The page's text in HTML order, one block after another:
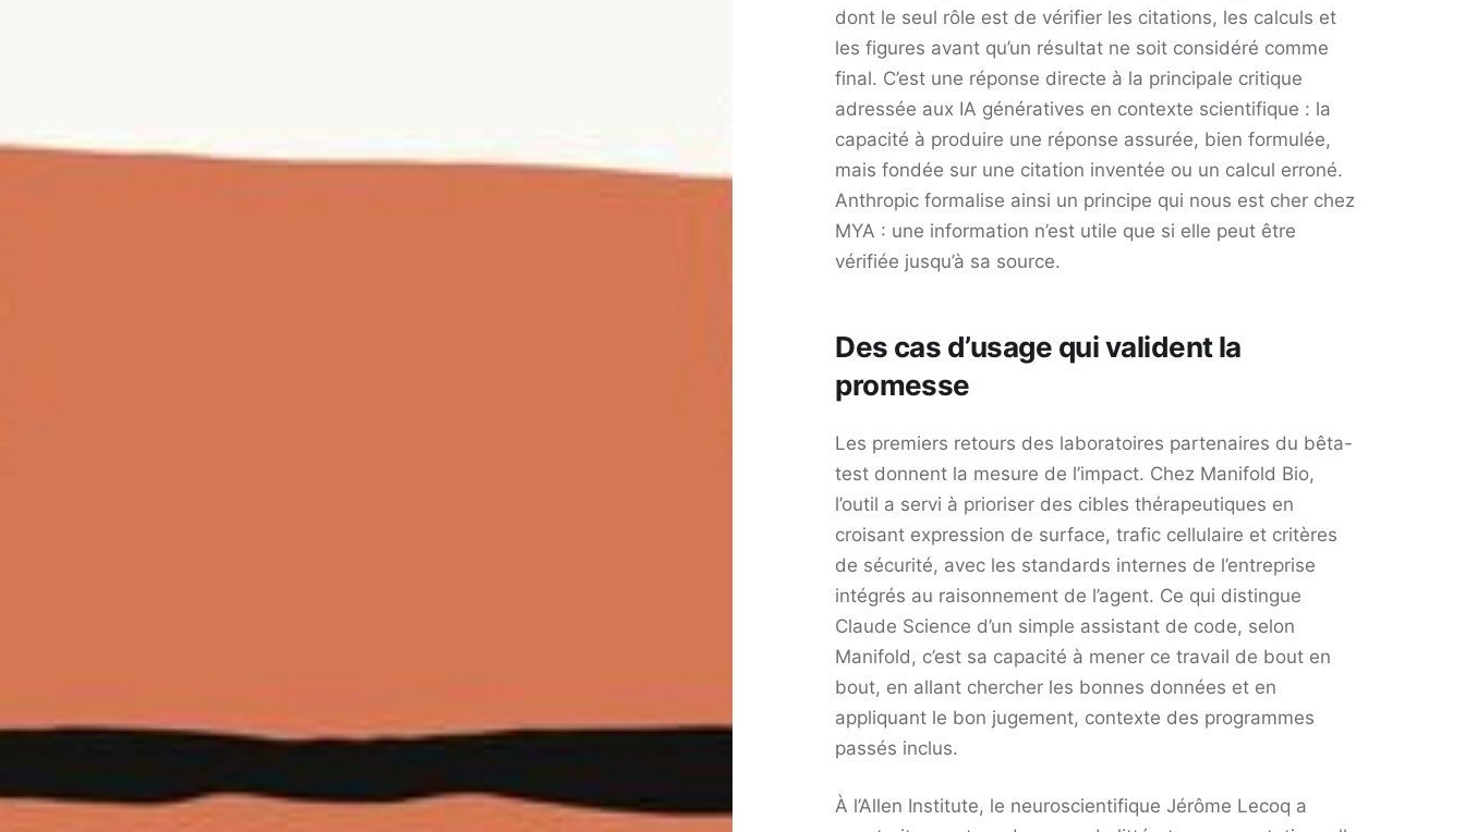
dont le seul rôle est de vérifier les citations, les calculs et
les figures avant qu’un résultat ne soit considéré comme
final. C’est une réponse directe à la principale critique
adressée aux IA génératives en contexte scientifique : la
capacité à produire une réponse assurée, bien formulée,
mais fondée sur une citation inventée ou un calcul erroné.
Anthropic formalise ainsi un principe qui nous est cher chez
MYA : une information n’est utile que si elle peut être
vérifiée jusqu’à sa source.
Des cas d’usage qui valident la
promesse
Les premiers retours des laboratoires partenaires du bêta-
test donnent la mesure de l’impact. Chez Manifold Bio,
l’outil a servi à prioriser des cibles thérapeutiques en
croisant expression de surface, trafic cellulaire et critères
de sécurité, avec les standards internes de l’entreprise
intégrés au raisonnement de l’agent. Ce qui distingue
Claude Science d’un simple assistant de code, selon
Manifold, c’est sa capacité à mener ce travail de bout en
bout, en allant chercher les bonnes données et en
appliquant le bon jugement, contexte des programmes
passés inclus.
À l’Allen Institute, le neuroscientifique Jérôme Lecoq a